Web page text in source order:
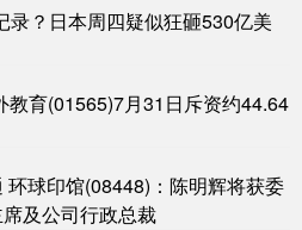
录？日本周四疑似狂砸530亿美
教育(01565)7月31日斥资约44.64
球印馆(08448)：陈明辉将获委
及公司行政总裁